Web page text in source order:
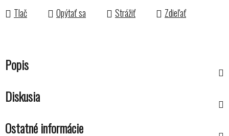
Tlač Opýtať sa Strážiť Zdieľať
Popis
Diskusia
Ostatné informácie